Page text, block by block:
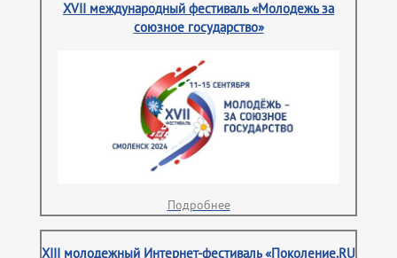
XVII международный фестиваль «Молодежь за
союзное государство»
Подробнее
XIII молодежный Интернет-фестиваль «Поколение.RU